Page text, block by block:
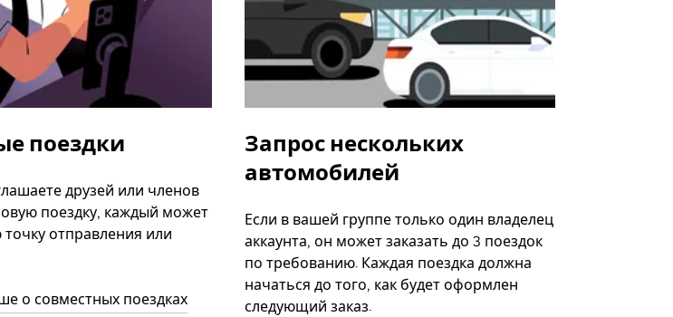
поездки
друзей или членов
поездку, каждый может
отправления или
о совместных поездках
Запрос нескольких
автомобилей
Если в вашей группе только один владелец
аккаунта, он может заказать до 3 поездок
по требованию. Каждая поездка должна
начаться до того, как будет оформлен
следующий заказ.